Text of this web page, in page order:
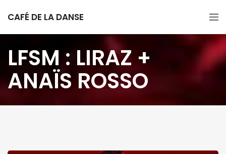
CAFÉ DE LA DANSE
LFSM : LIRAZ +
ANAÏS ROSSO